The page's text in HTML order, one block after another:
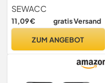
Umgebung aus
Kokosnussschale 13cm mit
Sicherem Unterschlupf für
Kleintier
SEWACC
11,09 € gratis Versand
ZUM ANGEBOT